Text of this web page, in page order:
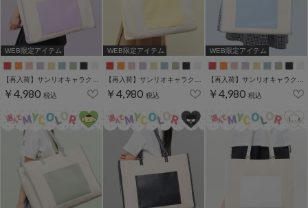
WEB限定アイテム
￥4,980 税込
WEB限定アイテム
￥4,980 税込
WEB限定アイテム
￥4,980 税込